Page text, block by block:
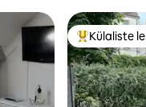
Külaliste
Külaliste